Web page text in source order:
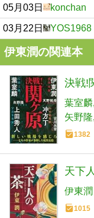
05月03日 konchan
03月22日 YOS1968
伊東潤の関連本
決戦!
葉室麟
矢野隆
1382
天下
伊東潤
1015